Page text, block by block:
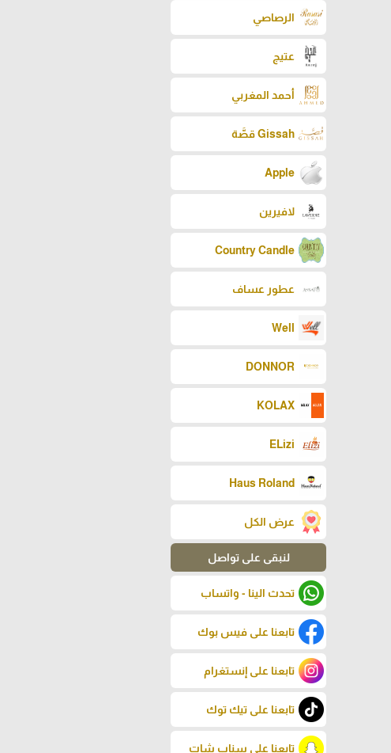
الرصاصي
عتيج
أحمد المغربي
Gissah قصَّة
Apple
لافيرين
Country Candle
عطور عساف
Well
DONNOR
KOLAX
ELizi
Haus Roland
عرض الكل
لنبقى على تواصل
تحدث الينا - واتساب
تابعنا على فيس بوك
تابعنا على إنستغرام
تابعنا على تيك توك
تابعنا على سناب شات